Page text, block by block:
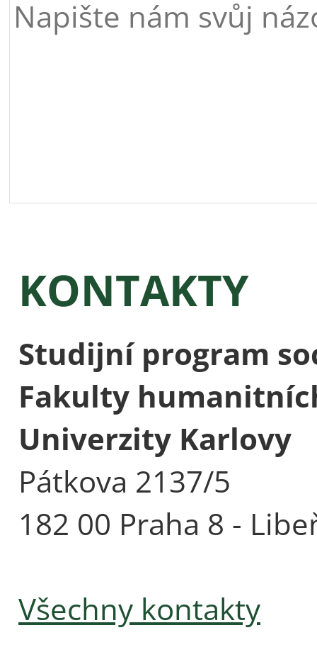
KONTAKTY
Studijní program
Fakulty
Univerzity Karlovy
Pátkova 2137/5
182 00 Praha 8 -
Všechny kontakty